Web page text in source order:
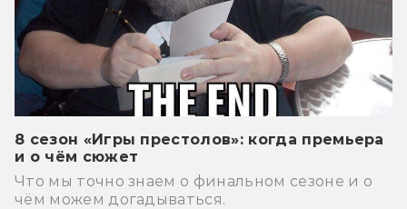
8 сезон «Игры престолов»: когда премьера
и о чём сюжет
Что мы точно знаем о финальном сезоне и о
чём можем догадываться.